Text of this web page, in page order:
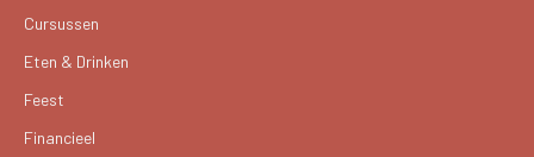
Cursussen
Eten & Drinken
Feest
Financieel